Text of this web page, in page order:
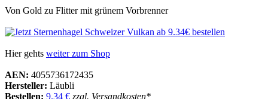
Von Gold zu Flitter mit grünem Vorbrenner
Hier gehts weiter zum Shop
AEN: 4055736172435
Hersteller: Läubli
Bestellen: 9.34 € zzgl. Versandkosten*